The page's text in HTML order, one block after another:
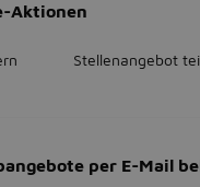
Aktionen
Stellenangebot
per E-Mail